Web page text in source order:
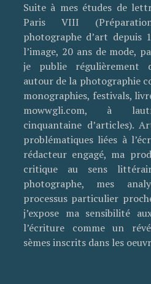
Suite à mes études de
Paris VIII
photographe d’art depuis
l’image, 20 ans de mode,
je publie régulièrement
autour de la photographie
monographies, festivals,
mowwgli.com, à
cinquantaine d’articles).
problématiques liées à
rédacteur engagé, ma
critique au sens
photographe, mes
processus particulier
j’expose ma sensibilité
l’écriture comme un
sèmes inscrits dans les